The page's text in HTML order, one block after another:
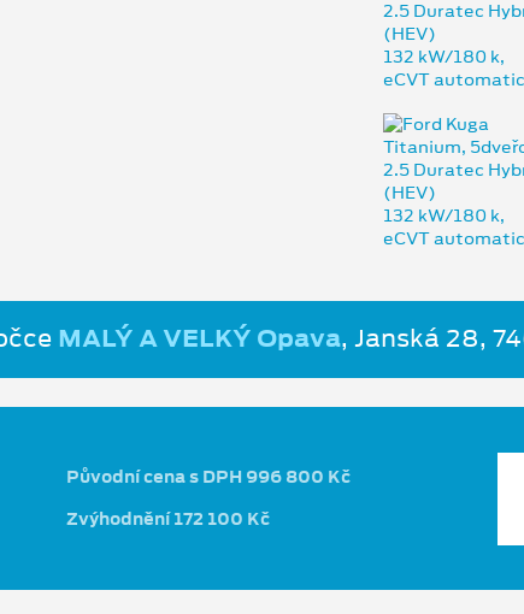
MALÝ A VELKÝ Opava, Janská 28,
Původní cena s DPH 996 800 Kč
Zvýhodnění 172 100 Kč